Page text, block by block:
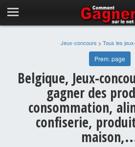
Jeux-concours > Tous les
Prem. page
Belgique, Jeux-
gagner des
consommation,
confiserie,